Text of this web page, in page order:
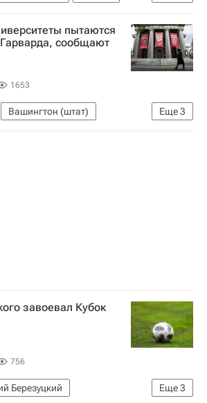
МЧС России (Министерство РФ по делам гражданской обороны, чрезвычайным ситуациям и ликвидации последствий стихийных бедствий)
пытаются
сообщают
1653
Еще3
Вашингтон (штат)
Стивен Миллер
завоевал Кубок
756
Еще3
Березуцкий